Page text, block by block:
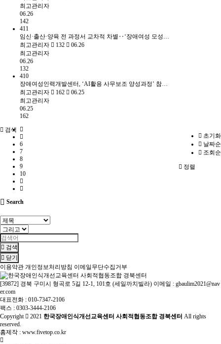
최고관리자
06.26
142
411
임신·출산·양육 전 과정서 교차적 차별‥‘장애여성 모성…
최고관리자
132
06.26
최고관리자
06.26
132
410
장애여성인력개발센터, ‘AI활용 사무보조 양성과정’ 참…
최고관리자
162
06.25
최고관리자
06.25
162
초기화
날짜순
조회순
정렬
검색
6
7
8
9
10
Search
검색
닫기
이용약관 개인정보처리방침 이메일무단수집거부
[39872] 경북 구미시 형곡로 5길 12-1, 101호 (세일까치빌라) 이메일 : gbaulim2021@nav
er.com
대표전화 : 010-7347-2106
팩스 : 0303-3444-2106
Copyright
2021 한국장애인식개선교육센터 사회적협동조합 경북센터 All rights
reserved.
홈제작 : www.fivetop.co.kr